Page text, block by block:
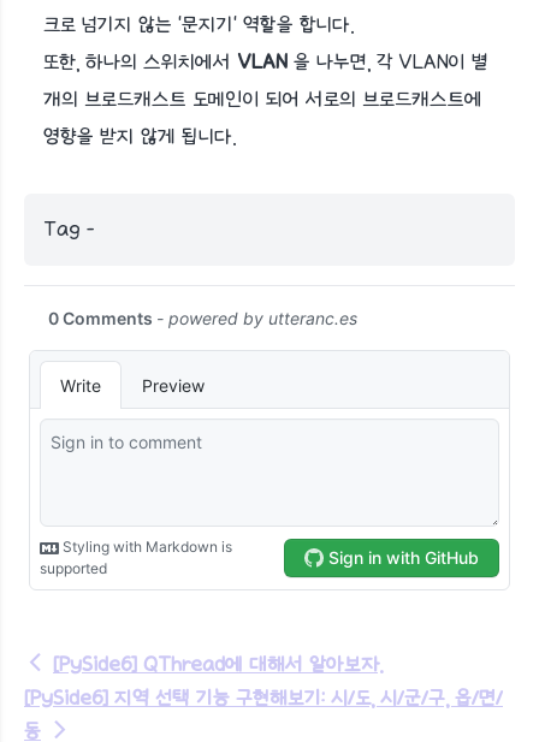
크로 넘기지 않는 '문지기' 역할을 합니다.
또한, 하나의 스위치에서 VLAN 을 나누면, 각 VLAN이 별
개의 브로드캐스트 도메인이 되어 서로의 브로드캐스트에
영향을 받지 않게 됩니다.
Tag -
←
[PySide6] QThread에 대해서 알아보자.
[PySide6] 지역 선택 기능 구현해보기: 시/도, 시/군/구, 읍/면/
동
→